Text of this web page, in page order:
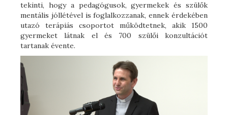
tekinti, hogy a pedagógusok, gyermekek és szülők
mentális jóllétével is foglalkozzanak, ennek érdekében
utazó terápiás csoportot működtetnek, akik 1500
gyermeket látnak el és 700 szülői konzultációt
tartanak évente.